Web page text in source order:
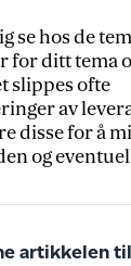
se hos de
for ditt tema
slippes ofte
av
disse for å
og
artikkelen